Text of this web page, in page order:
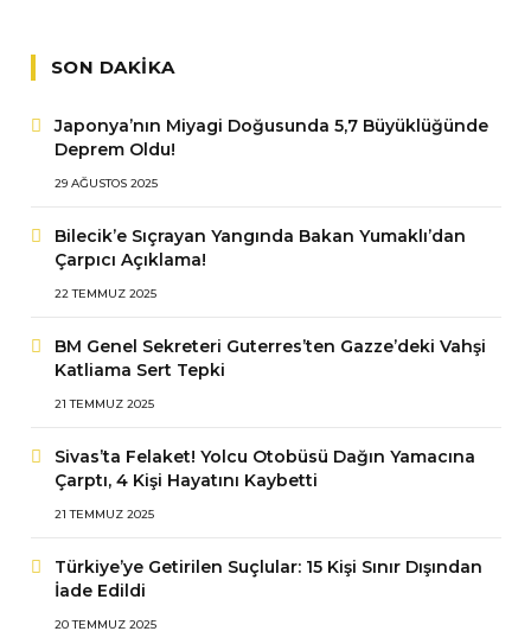
SON DAKIKA
Japonya’nın Miyagi Doğusunda 5,7 Büyüklüğünde
Deprem Oldu!
29 AĞUSTOS 2025
Bilecik’e Sıçrayan Yangında Bakan Yumaklı’dan
Çarpıcı Açıklama!
22 TEMMUZ 2025
BM Genel Sekreteri Guterres’ten Gazze’deki Vahşi
Katliama Sert Tepki
21 TEMMUZ 2025
Sivas’ta Felaket! Yolcu Otobüsü Dağın Yamacına
Çarptı, 4 Kişi Hayatını Kaybetti
21 TEMMUZ 2025
Türkiye’ye Getirilen Suçlular: 15 Kişi Sınır Dışından
İade Edildi
20 TEMMUZ 2025